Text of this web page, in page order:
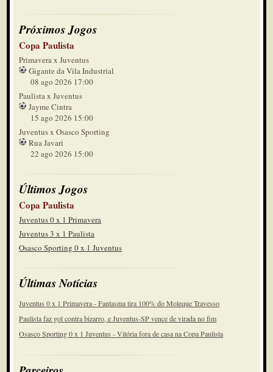
Próximos Jogos
Copa Paulista
Primavera x Juventus
Gigante da Vila Industrial
08 ago 2026 17:00
Paulista x Juventus
Jayme Cintra
15 ago 2026 15:00
Juventus x Osasco Sporting
Rua Javari
22 ago 2026 15:00
Últimos Jogos
Copa Paulista
Juventus 0 x 1 Primavera
Juventus 3 x 1 Paulista
Osasco Sporting 0 x 1 Juventus
Últimas Notícias
Juventus 0 x 1 Primavera - Fantasma tira 100% do Moleque Travesso
Paulista faz gol contra bizarro, e Juventus-SP vence de virada no fim
Osasco Sporting 0 x 1 Juventus - Vitória fora de casa na Copa Paulista